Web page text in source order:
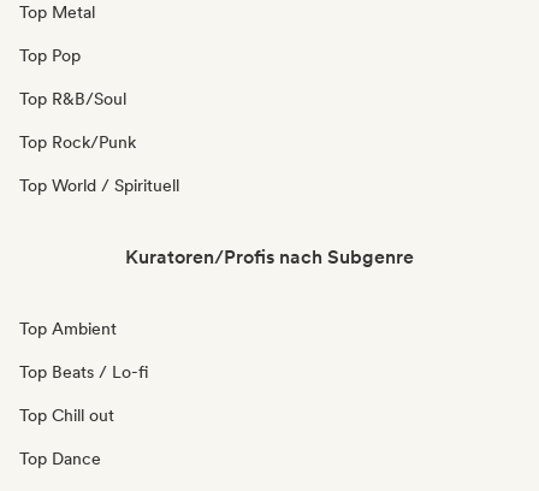
Top Metal
Top Pop
Top R&B/Soul
Top Rock/Punk
Top World / Spirituell
Kuratoren/Profis nach Subgenre
Top Ambient
Top Beats / Lo-fi
Top Chill out
Top Dance